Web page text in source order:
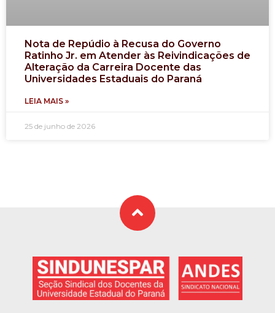
Nota de Repúdio à Recusa do Governo
Ratinho Jr. em Atender às Reivindicações de
Alteração da Carreira Docente das
Universidades Estaduais do Paraná
LEIA MAIS »
25 de junho de 2026